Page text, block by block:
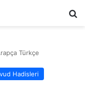
Türkçe
Hadisleri